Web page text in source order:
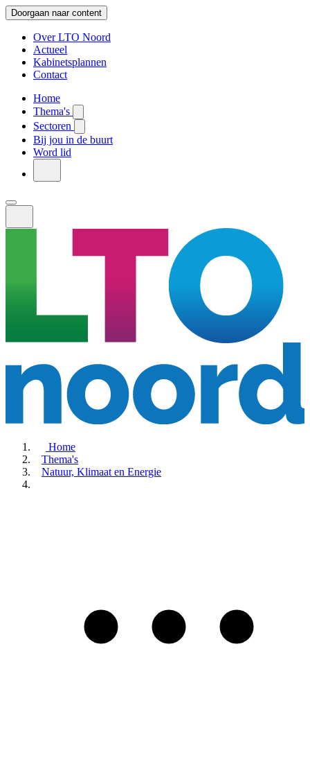
Doorgaan naar content
Over LTO Noord
Actueel
Kabinetsplannen
Contact
Home
Thema's
Sectoren
Bij jou in de buurt
Word lid
Home
Thema's
Natuur, Klimaat en Energie